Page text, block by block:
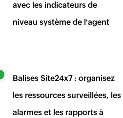
avec les indicateurs de
niveau système de l'agent
Balises Site24x7 : organisez
les ressources surveillées, les
alarmes et les rapports à